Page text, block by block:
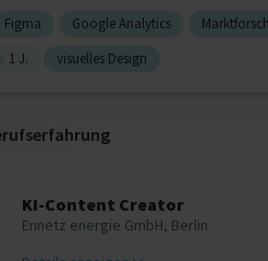
Figma Google Analytics
1 J. visuelles Design
KI-Content Creator
Ennetz energie GmbH, Berlin